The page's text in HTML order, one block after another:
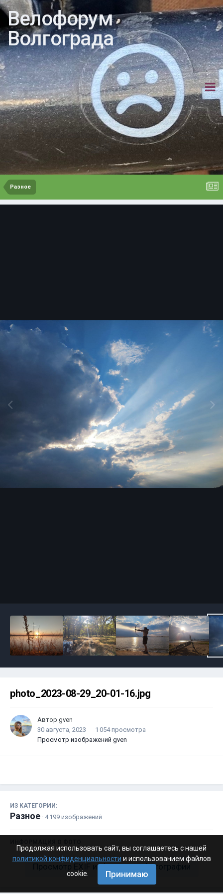
Велофорум
Волгограда
Разное
photo_2023-08-29_20-01-16.jpg
Автор gven
30 августа, 2023
1 054 просмотра
Просмотр изображений gven
ИЗ КАТЕГОРИИ:
Разное · 4 199 изображений
Просмотр EXIF информации фотографии
Продолжая использовать сайт, вы соглашаетесь с нашей
политикой конфиденциальности и использованием файлов
cookie.
Принимаю